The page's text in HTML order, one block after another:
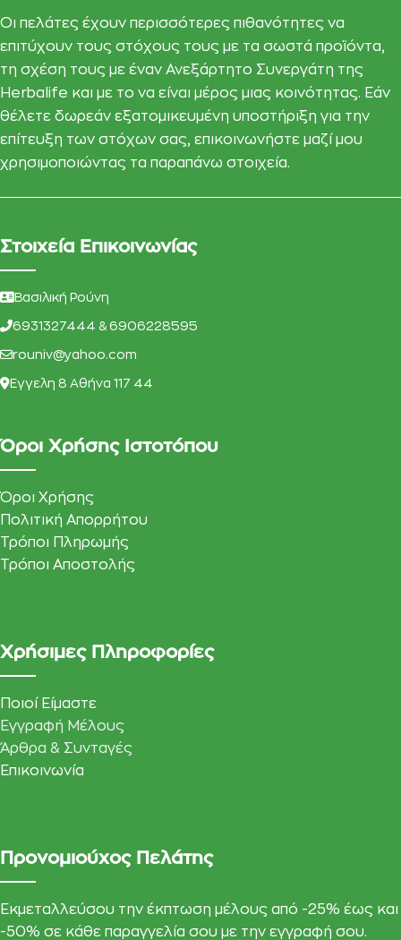
Οι πελάτες έχουν περισσότερες πιθανότητες να
επιτύχουν τους στόχους τους με τα σωστά προϊόντα,
τη σχέση τους με έναν Ανεξάρτητο Συνεργάτη της
Herbalife και με το να είναι μέρος μιας κοινότητας. Εάν
θέλετε δωρεάν εξατομικευμένη υποστήριξη για την
επίτευξη των στόχων σας, επικοινωνήστε μαζί μου
χρησιμοποιώντας τα παραπάνω στοιχεία.
Στοιχεία Επικοινωνίας
Βασιλική Ρούνη
6931327444 & 6906228595
rouniv@yahoo.com
Eγγελη 8 Αθήνα 117 44
Όροι Χρήσης Ιστοτόπου
Όροι Χρήσης
Πολιτική Απορρήτου
Τρόποι Πληρωμής
Τρόποι Αποστολής
Χρήσιμες Πληροφορίες
Ποιοί Είμαστε
Εγγραφή Μέλους
Άρθρα & Συνταγές
Επικοινωνία
Προνομιούχος Πελάτης
Εκμεταλλεύσου την έκπτωση μέλους από -25% έως και
-50% σε κάθε παραγγελία σου με την εγγραφή σου.